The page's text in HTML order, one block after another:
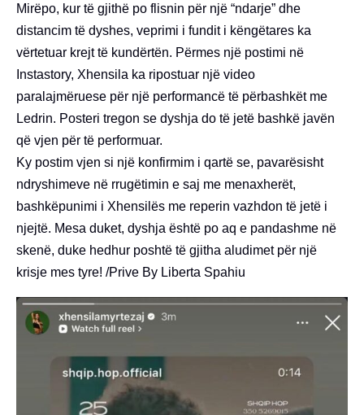
Mirëpo, kur të gjithë po flisnin për një “ndarje” dhe
distancim të dyshes, veprimi i fundit i këngëtares ka
vërtetuar krejt të kundërtën. Përmes një postimi në
Instastory, Xhensila ka ripostuar një video
paralajmëruese për një performancë të përbashkët me
Ledrin. Posteri tregon se dyshja do të jetë bashkë javën
që vjen për të performuar.
Ky postim vjen si një konfirmim i qartë se, pavarësisht
ndryshimeve në rrugëtimin e saj me menaxherët,
bashkëpunimi i Xhensilës me reperin vazhdon të jetë i
njejtë. Mesa duket, dyshja është po aq e pandashme në
skenë, duke hedhur poshtë të gjitha aludimet për një
krisje mes tyre! /Prive By Liberta Spahiu